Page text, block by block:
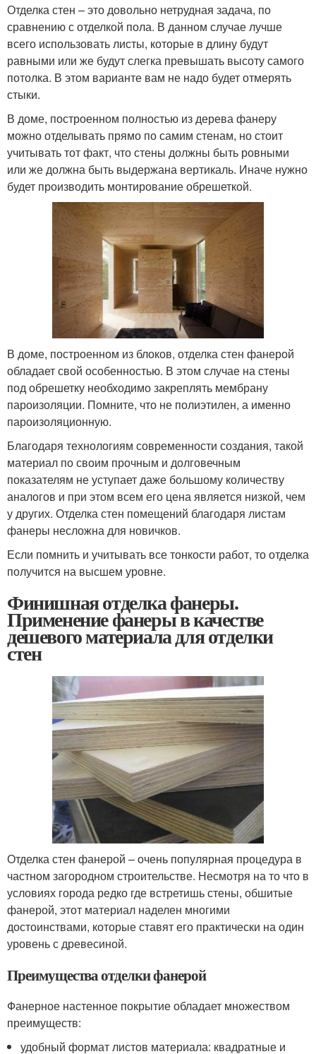
Отделка стен – это довольно нетрудная задача, по
сравнению с отделкой пола. В данном случае лучше
всего использовать листы, которые в длину будут
равными или же будут слегка превышать высоту самого
потолка. В этом варианте вам не надо будет отмерять
стыки.
В доме, построенном полностью из дерева фанеру
можно отделывать прямо по самим стенам, но стоит
учитывать тот факт, что стены должны быть ровными
или же должна быть выдержана вертикаль. Иначе нужно
будет производить монтирование обрешеткой.
В доме, построенном из блоков, отделка стен фанерой
обладает свой особенностью. В этом случае на стены
под обрешетку необходимо закреплять мембрану
пароизоляции. Помните, что не полиэтилен, а именно
пароизоляционную.
Благодаря технологиям современности создания, такой
материал по своим прочным и долговечным
показателям не уступает даже большому количеству
аналогов и при этом всем его цена является низкой, чем
у других. Отделка стен помещений благодаря листам
фанеры несложна для новичков.
Если помнить и учитывать все тонкости работ, то отделка
получится на высшем уровне.
Финишная отделка фанеры.
Применение фанеры в качестве
дешевого материала для отделки
стен
Отделка стен фанерой – очень популярная процедура в
частном загородном строительстве. Несмотря на то что в
условиях города редко где встретишь стены, обшитые
фанерой, этот материал наделен многими
достоинствами, которые ставят его практически на один
уровень с древесиной.
Преимущества отделки фанерой
Фанерное настенное покрытие обладает множеством
преимуществ:
удобный формат листов материала: квадратные и